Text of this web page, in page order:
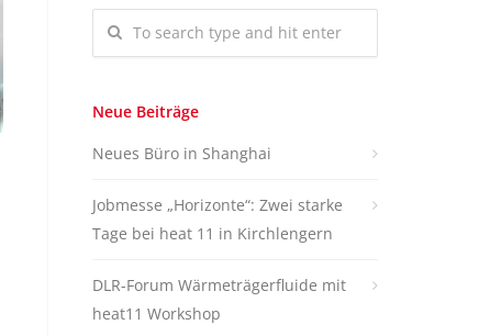
Neue Beiträge
Neues Büro in Shanghai
Jobmesse „Horizonte“: Zwei starke
Tage bei heat 11 in Kirchlengern
DLR-Forum Wärmeträgerfluide mit
heat11 Workshop